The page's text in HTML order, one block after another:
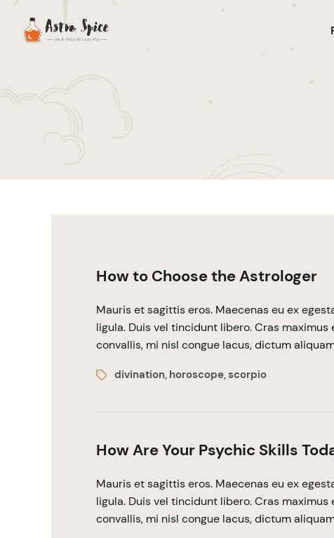
How to Choose the Astrologer
Mauris et sagittis eros. Maecenas eu ex
ligula. Duis vel tincidunt libero. Cras
convallis, mi nisl congue lacus, dictum
divination, horoscope,scorpio
How Are Your Psychic Skills
Mauris et sagittis eros. Maecenas eu ex
ligula. Duis vel tincidunt libero. Cras
convallis, mi nisl congue lacus, dictum